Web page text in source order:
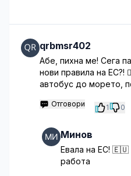
qrbmsr402
Абе, пихна ме! Сега
нови правила на ЕС?!
автобус до морето,
Отговори 1 0
Минов
Евала на ЕС! 🇪🇺
работа